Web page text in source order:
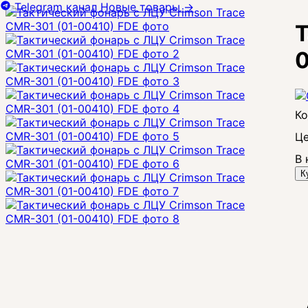
В
Telegram канал Новые товары→